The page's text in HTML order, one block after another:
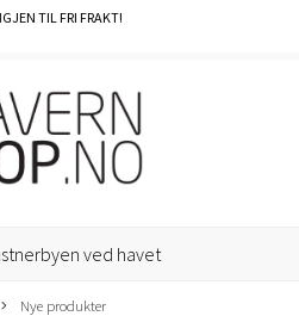
TIL FRI FRAKT!
ved havet
Nye produkter